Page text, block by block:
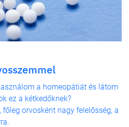
a homeopátiát és látom
ez a kétkedőknek?
orvosként nagy felelősség, a